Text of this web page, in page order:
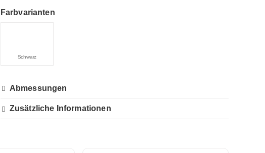
Farbvarianten
Schwarz
Abmessungen
Zusätzliche Informationen